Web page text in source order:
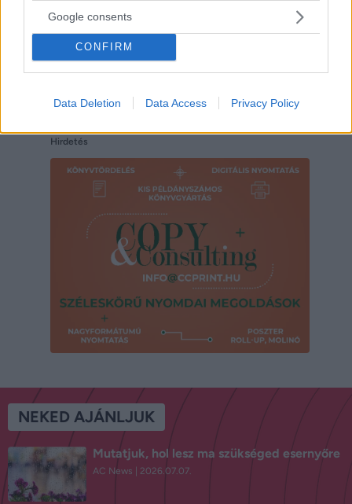
Google consents
CONFIRM
Data Deletion Data Access Privacy Policy
Hirdetés
NEKED AJÁNLJUK
Mutatjuk, hol lesz ma szükséged esernyőre
AC News 2026.07.07.